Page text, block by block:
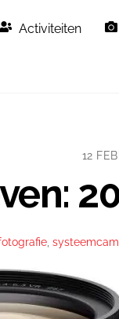
Activiteiten
12